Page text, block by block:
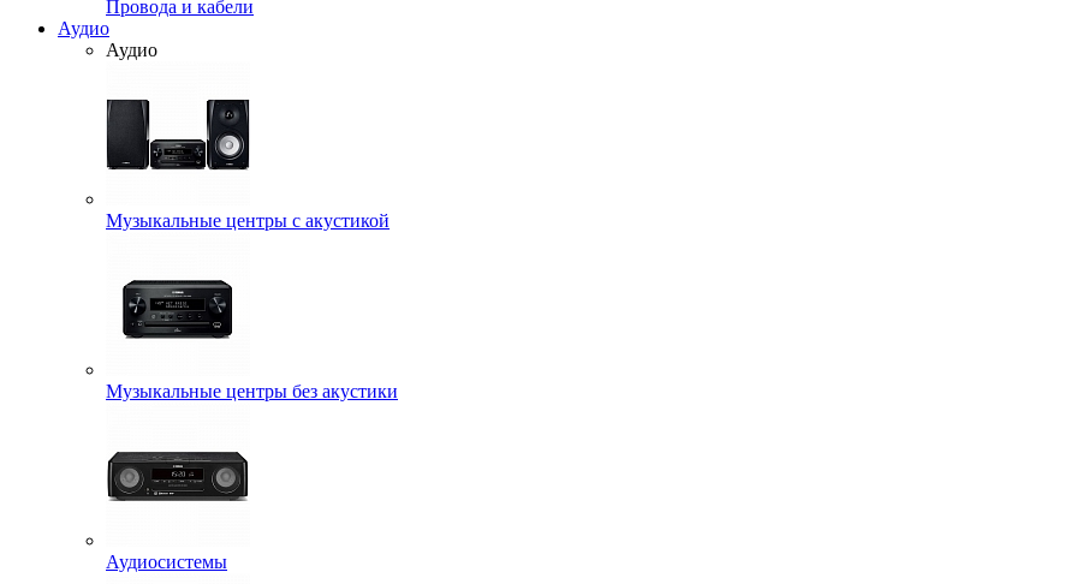
Провода и кабели
Аудио
Аудио
Музыкальные центры с акустикой
Музыкальные центры без акустики
Аудиосистемы